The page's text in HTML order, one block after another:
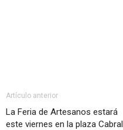
Artículo anterior
La Feria de Artesanos estará
este viernes en la plaza Cabral